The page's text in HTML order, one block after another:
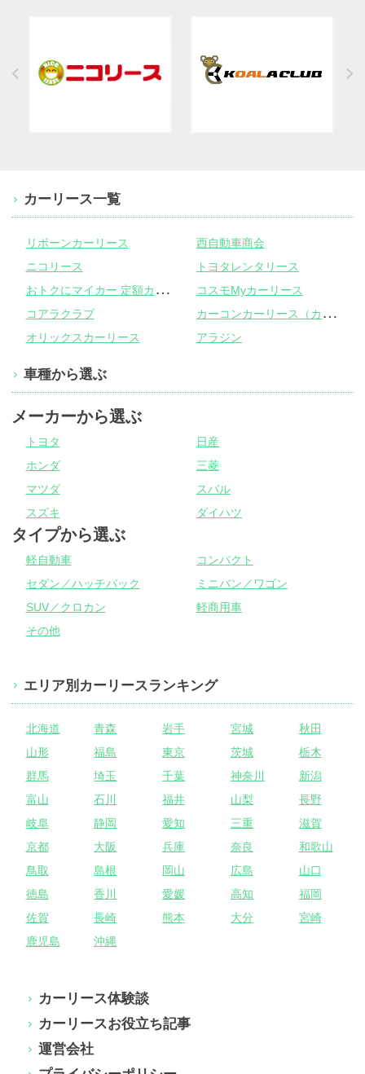
カーリース一覧
リボーンカーリース
西自動車商会
ニコリース
トヨタレンタリース
お
トクにマイカー 定額カルモくん
コスモMyカーリース
コアラクラブ
カ
ーコンカーリース（カーコンビニ倶楽部）
オリックスカーリース アラジン
車種から選ぶ
メーカーから選ぶ
トヨタ
日産
ホンダ
三菱
マツダ
スバル
スズキ
ダイハツ
タイプから選ぶ
軽自動車
コンパクト
セダン／ハッチバック
ミニバン／ワゴン
SUV／クロカン
軽商用車
その他
エリア別カーリースランキング
北海道 青森 岩手 宮城
秋田
山形
福島 東京 茨城
栃木
群馬
埼玉 千葉 神奈川
新潟
富山
石川 福井 山梨
長野
岐阜
静岡 愛知 三重
滋賀
京都
大阪 兵庫 奈良
和歌山
鳥取
島根 岡山 広島
山口
徳島
香川 愛媛 高知
福岡
佐賀
長崎 熊本 大分
宮崎
鹿児島
沖縄
カーリース体験談
カーリースお役立ち記事
運営会社